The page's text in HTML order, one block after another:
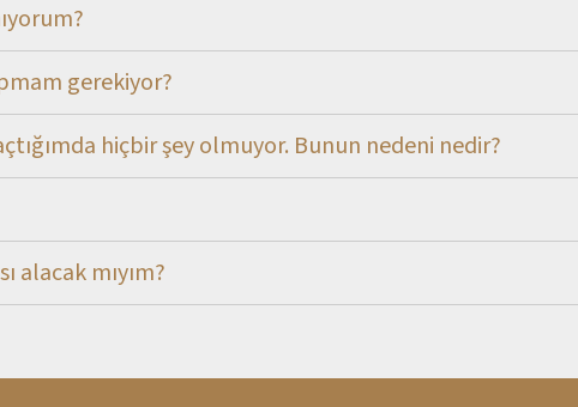
gerekiyor?
hiçbir şey olmuyor. Bunun nedeni nedir?
alacak mıyım?